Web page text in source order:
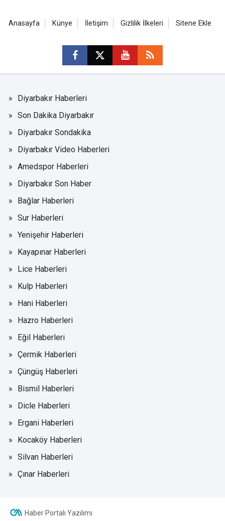
Anasayfa Künye İletişim Gizlilik İlkeleri Sitene Ekle
Diyarbakır Haberleri
Son Dakika Diyarbakır
Diyarbakır Sondakika
Diyarbakır Video Haberleri
Amedspor Haberleri
Diyarbakır Son Haber
Bağlar Haberleri
Sur Haberleri
Yenişehir Haberleri
Kayapınar Haberleri
Lice Haberleri
Kulp Haberleri
Hani Haberleri
Hazro Haberleri
Eğil Haberleri
Çermik Haberleri
Çüngüş Haberleri
Bismil Haberleri
Dicle Haberleri
Ergani Haberleri
Kocaköy Haberleri
Silvan Haberleri
Çınar Haberleri
Haber Portalı Yazılımı